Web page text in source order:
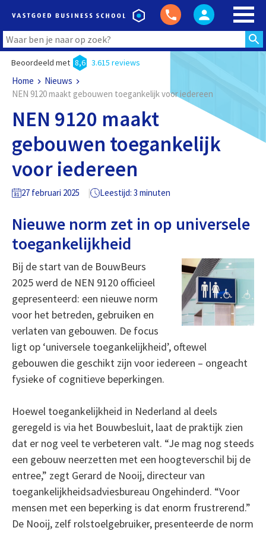
Beoordeeld met 8,6 3.615 reviews
Home
Nieuws
NEN 9120 maakt gebouwen toegankelijk voor iedereen
NEN 9120 maakt
gebouwen toegankelijk
voor iedereen
27 februari 2025 Leestijd: 3 minuten
Nieuwe norm zet in op universele
toegankelijkheid
Bij de start van de BouwBeurs
2025 werd de NEN 9120 officieel
gepresenteerd: een nieuwe norm
voor het betreden, gebruiken en
verlaten van gebouwen. De focus
ligt op ‘universele toegankelijkheid’, oftewel
gebouwen die geschikt zijn voor iedereen – ongeacht
fysieke of cognitieve beperkingen.
Hoewel toegankelijkheid in Nederland al deels
geregeld is via het Bouwbesluit, laat de praktijk zien
dat er nog veel te verbeteren valt. “Je mag nog steeds
een gebouw neerzetten met een hoogteverschil bij de
entree,” zegt Gerard de Nooij, directeur van
toegankelijkheidsadviesbureau Ongehinderd. “Voor
mensen met een beperking is dat enorm frustrerend.”
De Nooij, zelf rolstoelgebruiker, presenteerde de norm